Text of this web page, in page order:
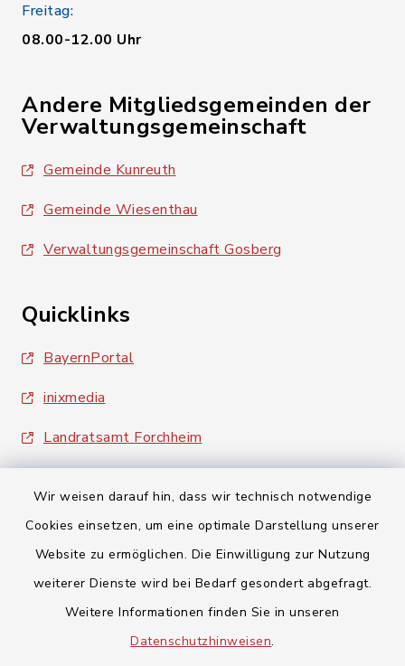
Wir weisen darauf hin, dass wir technisch notwendige
Cookies einsetzen, um eine optimale Darstellung unserer
Website zu ermöglichen. Die Einwilligung zur Nutzung
weiterer Dienste wird bei Bedarf gesondert abgefragt.
Weitere Informationen finden Sie in unseren
Datenschutzhinweisen.
Freitag:
08.00-12.00 Uhr
Andere Mitgliedsgemeinden der
Verwaltungsgemeinschaft
Gemeinde Kunreuth
Gemeinde Wiesenthau
Verwaltungsgemeinschaft Gosberg
Quicklinks
BayernPortal
inixmedia
Landratsamt Forchheim
Barrierefreiheit